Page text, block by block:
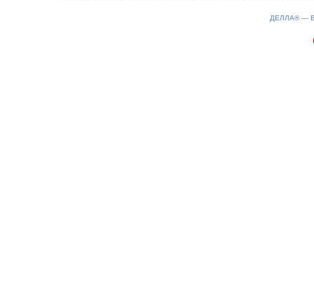
ДЕЛЛА® —